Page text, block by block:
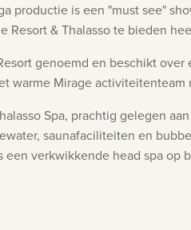
productie is een "must see"
Resort & Thalasso te bieden
genoemd en beschikt
warme Mirage
Spa, prachtig gelegen
saunafaciliteiten en
verkwikkende head spa